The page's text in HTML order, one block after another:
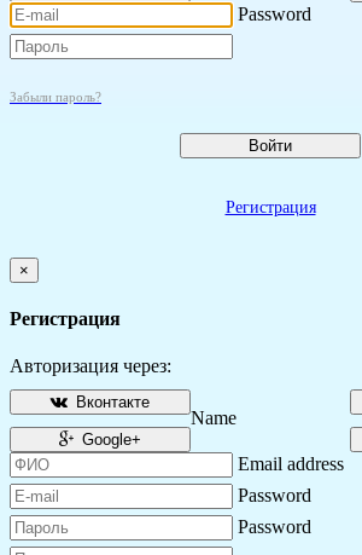
Password
Забыли пароль?
Войти
Регистрация
×
Регистрация
Авторизация через:
Вконтакте
Google+
Name
Email address
Password
Password